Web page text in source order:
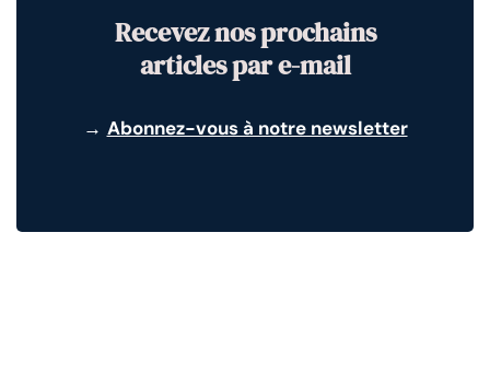
Recevez nos prochains
articles par e-mail
→ Abonnez-vous à notre newsletter